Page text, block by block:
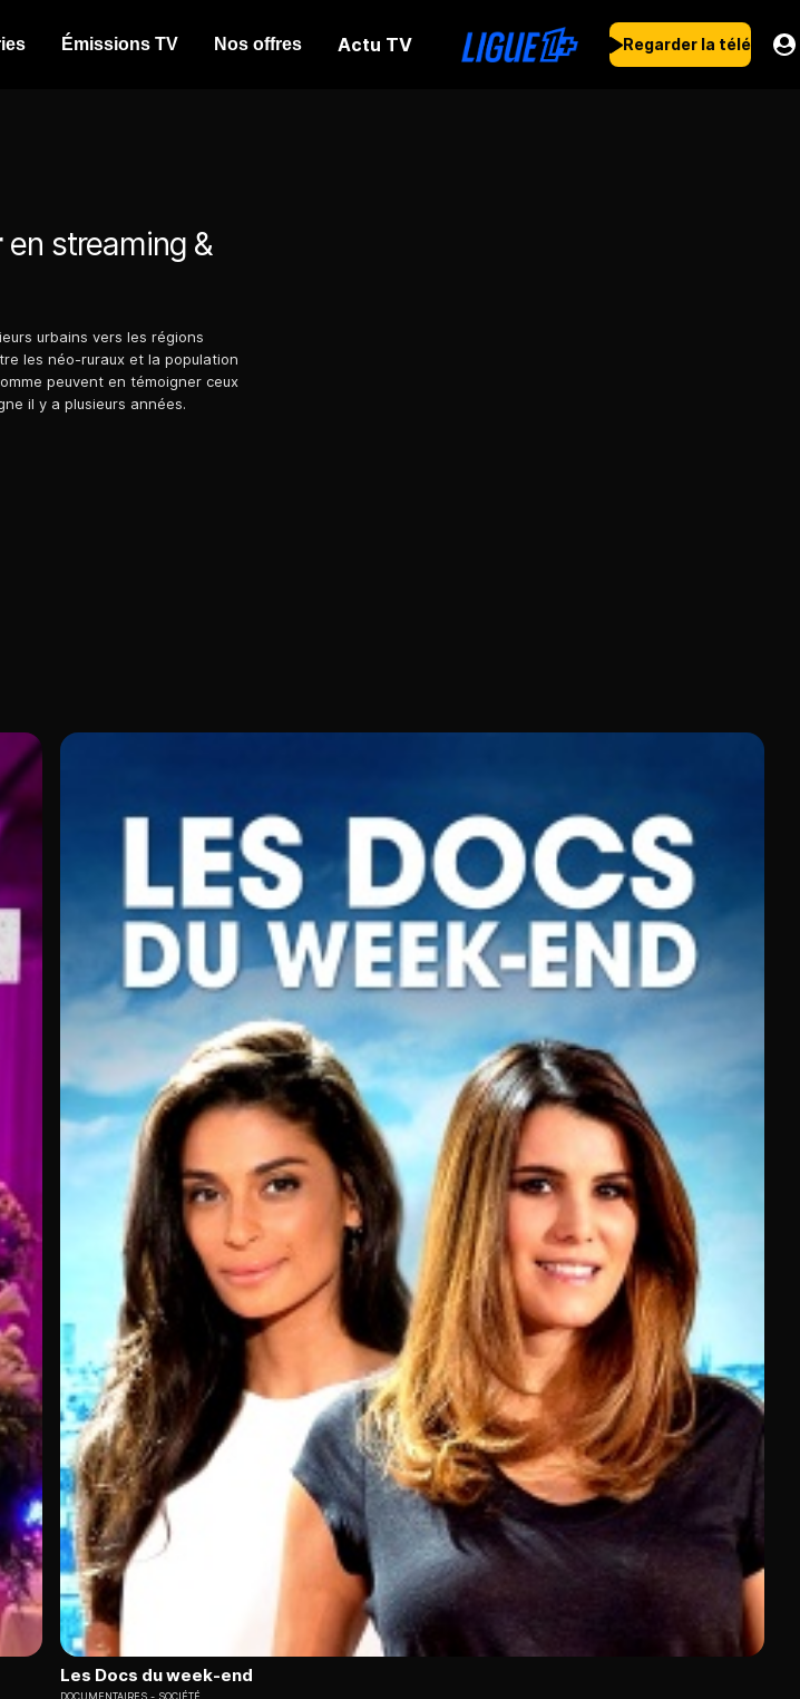
Émissions TV Nos offres Actu TV Regarder la télé
en streaming &
urbains vers les régions
les néo-ruraux et la population
peuvent en témoigner ceux
il y a plusieurs années.
Les Docs du week-end
DOCUMENTAIRES SOCIÉTÉ